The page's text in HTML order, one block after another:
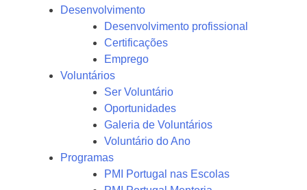
Desenvolvimento
Desenvolvimento profissional
Certificações
Emprego
Voluntários
Ser Voluntário
Oportunidades
Galeria de Voluntários
Voluntário do Ano
Programas
PMI Portugal nas Escolas